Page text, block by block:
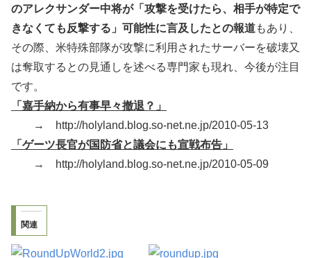
のアレクサンダー中将が「攻撃を受けたら、相手が特定で
きなくても反撃する」可能性に言及したとの報道もあり、
その際、米特殊部隊が攻撃に利用されたサーバーを破壊又
は奪取するとの見通しを述べる専門家も現れ、今後が注目
です。
「嘉手納から有事早々撤退？」
→ http://holyland.blog.so-net.ne.jp/2010-05-13
「ゲーツ長官が国防省と議会にも宣戦布告」
→ http://holyland.blog.so-net.ne.jp/2010-05-09
関連